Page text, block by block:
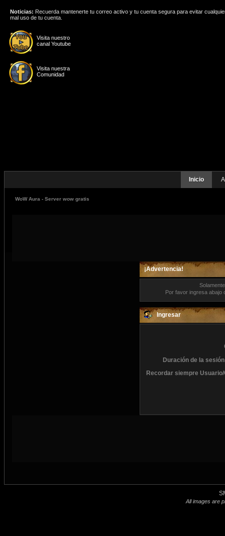
Visita nuestro
canal Youtube
Visita nuestra
Comunidad
Noticias: Recuerda mantenerte tu correo activo y tu cuenta segura para evitar
mal uso de tu cuenta.
Inicio
WoW Aura - Server wow gratis
¡Advertencia!
Por favor ingresa abajo
Ingresar
Duración de la
Recordar siempre
All images are